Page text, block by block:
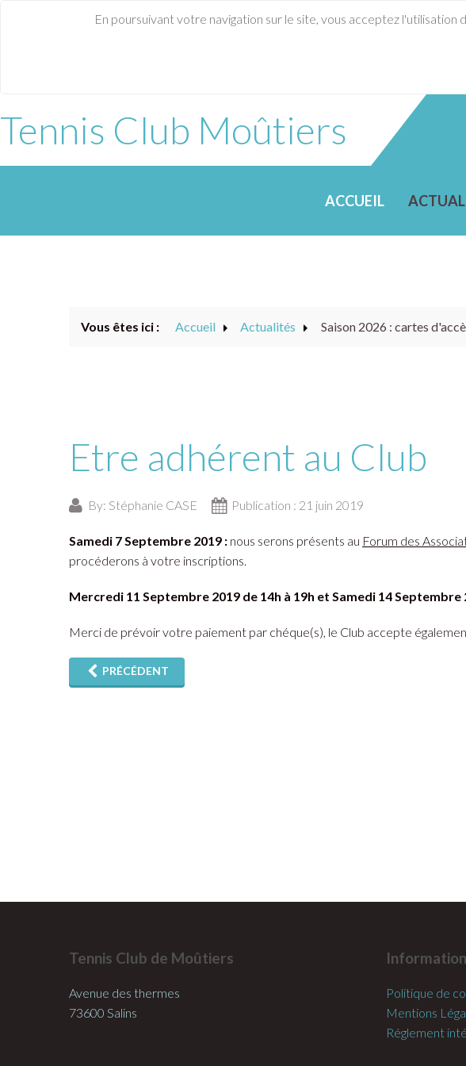
En poursuivant votre navigation sur le site, vous acceptez
Tennis Club Moûtiers
ACCUEIL
Vous êtes ici : Accueil Actualités Saison 2026 : cartes
Etre adhérent au Club
By: Stéphanie CASE Publication : 21 juin 2019
Samedi 7 Septembre 2019 : nous serons présents au Forum des
procéderons à votre inscriptions.
Mercredi 11 Septembre 2019 de 14h à 19h et Samedi 14 Septembre
Merci de prévoir votre paiement par chéque(s), le Club accepte
PRÉCÉDENT
Tennis Club de Moûtiers
Avenue des thermes
73600 Salins
Politique de
Mentions
Réglement